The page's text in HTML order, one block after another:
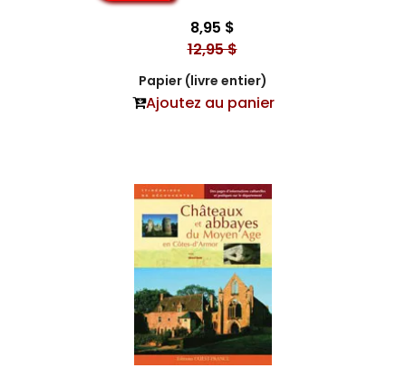
8,95 $
12,95 $
Papier (livre entier)
Ajoutez au panier